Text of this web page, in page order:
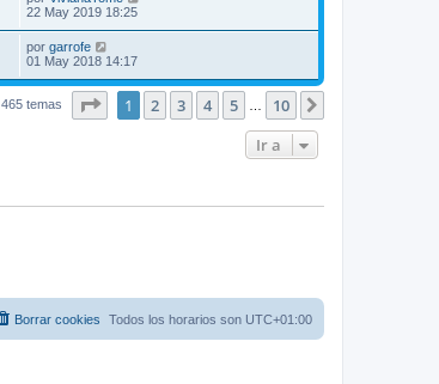
22 May 2019 18:25
por garrofe
01 May 2018 14:17
465 temas Página1 de 10
1 2 3 4 5 10
Ir a
Todos los horarios son UTC+01:00
Borrar cookies